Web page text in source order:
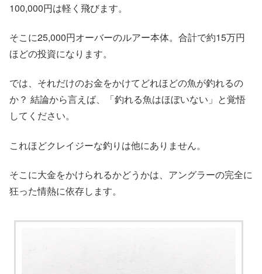
100,000円は軽く飛びます。
そこに25,000円オーバーのルアー本体。合計で約15万円
ほどの投資になります。
では、それだけのお金をかけてどれほどの魚が釣れるの
か？ 結論から言えば、「釣れる魚はほぼいない」と覚悟
してください。
これほどクレイジーな釣りは他にありません。
そこに大金をかけられるかどうかは、アングラーの完全に
狂った情熱に依存します。